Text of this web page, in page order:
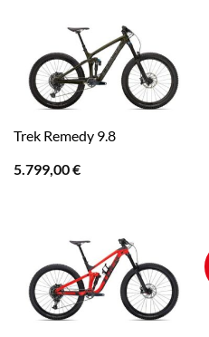
Trek Remedy 9.8
5.799,00€